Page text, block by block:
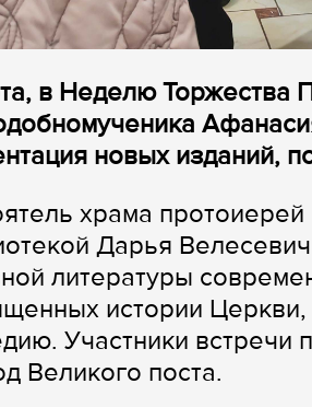
в Неделю Торжества
новых изданий,
храма
Дарья
литературы
истории
Участники встречи
Великого поста.